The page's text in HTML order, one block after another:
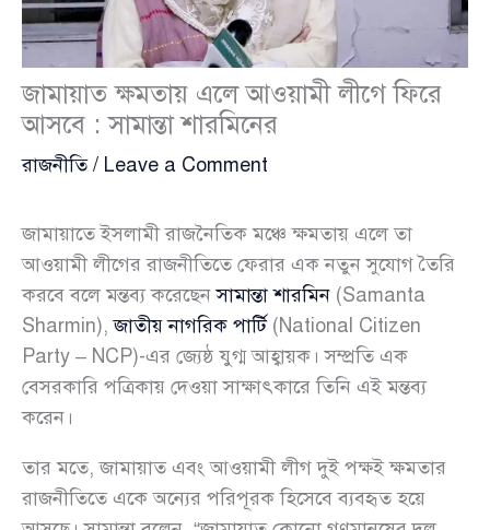
জামায়াত ক্ষমতায় এলে আওয়ামী লীগে ফিরে
আসবে : সামান্তা শারমিনের
রাজনীতি/ Leave a Comment
জামায়াতে ইসলামী রাজনৈতিক মঞ্চে ক্ষমতায় এলে তা
আওয়ামী লীগের রাজনীতিতে ফেরার এক নতুন সুযোগ তৈরি
করবে বলে মন্তব্য করেছেনসামান্তা শারমিন (Samanta
Sharmin),জাতীয় নাগরিক পার্টি(National Citizen
Party – NCP)-এর জ্যেষ্ঠ যুগ্ম আহ্বায়ক। সম্প্রতি এক
বেসরকারি পত্রিকায় দেওয়া সাক্ষাৎকারে তিনি এই মন্তব্য
করেন।
তার মতে, জামায়াত এবং আওয়ামী লীগ দুই পক্ষই ক্ষমতার
রাজনীতিতে একে অন্যের পরিপূরক হিসেবে ব্যবহৃত হয়ে